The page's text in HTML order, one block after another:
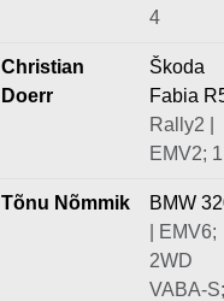
4
Christian
Doerr
Škoda
Fabia
Rally2 |
EMV2; 1
Tõnu Nõmmik
BMW
| EMV6;
2WD
VABA-